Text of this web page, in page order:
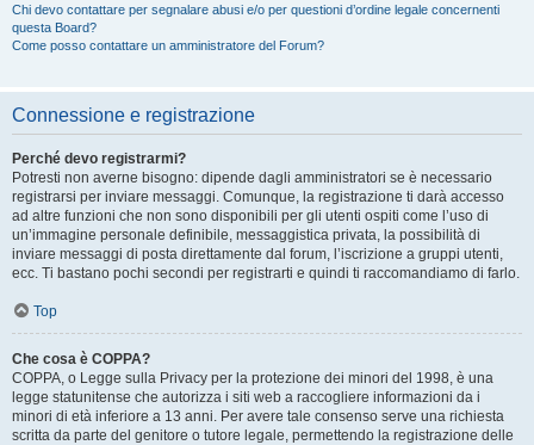
Chi devo contattare per segnalare abusi e/o per questioni d’ordine legale concernenti
questa Board?
Come posso contattare un amministratore del Forum?
Connessione e registrazione
Perché devo registrarmi?
Potresti non averne bisogno: dipende dagli amministratori se è necessario
registrarsi per inviare messaggi. Comunque, la registrazione ti darà accesso
ad altre funzioni che non sono disponibili per gli utenti ospiti come l’uso di
un’immagine personale definibile, messaggistica privata, la possibilità di
inviare messaggi di posta direttamente dal forum, l’iscrizione a gruppi utenti,
ecc. Ti bastano pochi secondi per registrarti e quindi ti raccomandiamo di farlo.
Top
Che cosa è COPPA?
COPPA, o Legge sulla Privacy per la protezione dei minori del 1998, è una
legge statunitense che autorizza i siti web a raccogliere informazioni da i
minori di età inferiore a 13 anni. Per avere tale consenso serve una richiesta
scritta da parte del genitore o tutore legale, permettendo la registrazione delle